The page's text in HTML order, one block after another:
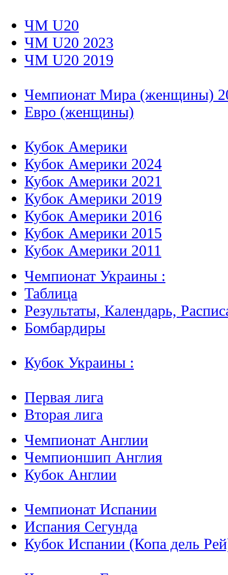
ЧМ U20
ЧМ U20 2023
ЧМ U20 2019
Чемпионат Мира (женщины)
Евро (женщины)
Кубок Америки
Кубок Америки 2024
Кубок Америки 2021
Кубок Америки 2019
Кубок Америки 2016
Кубок Америки 2015
Кубок Америки 2011
Чемпионат Украины :
Таблица
Результаты, Календарь,
Бомбардиры
Кубок Украины :
Первая лига
Вторая лига
Чемпионат Англии
Чемпионшип Англия
Кубок Англии
Чемпионат Испании
Испания Сегунда
Кубок Испании (Копа дель